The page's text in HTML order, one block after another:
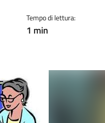
Tempo di lettura:
1 min